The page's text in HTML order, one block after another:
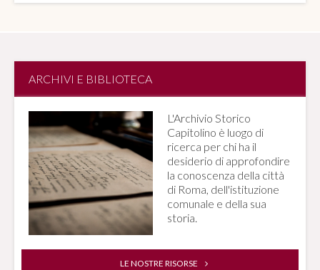
ARCHIVI E BIBLIOTECA
L'Archivio Storico
Capitolino è luogo di
ricerca per chi ha il
desiderio di approfondire
la conoscenza della città
di Roma, dell'istituzione
comunale e della sua
storia.
LE NOSTRE RISORSE